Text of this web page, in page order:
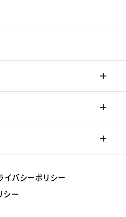
イバシーポリシー
シー